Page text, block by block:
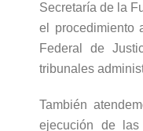
Secretaría de la
el procedimiento
Federal de
tribunales
También
ejecución de